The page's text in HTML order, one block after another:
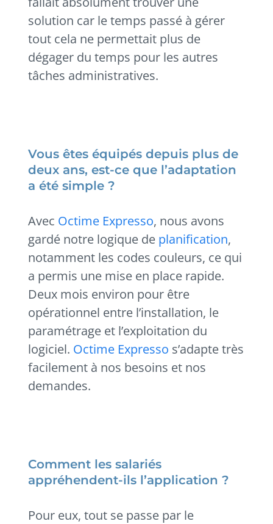
solution car le temps passé à gérer
tout cela ne permettait plus de
dégager du temps pour les autres
tâches administratives.
Vous êtes équipés depuis plus de
deux ans, est-ce que l’adaptation
a été simple ?
Avec Octime Expresso, nous avons
gardé notre logique de planification,
notamment les codes couleurs, ce qui
a permis une mise en place rapide.
Deux mois environ pour être
opérationnel entre l’installation, le
paramétrage et l’exploitation du
logiciel. Octime Expresso s’adapte très
facilement à nos besoins et nos
demandes.
Comment les salariés
appréhendent-ils l’application ?
Pour eux, tout se passe par le